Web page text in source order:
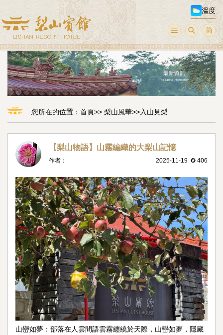
溫度
您所在的位置： 首頁>> 梨山風華>>入山見梨
【梨山物語】山霧編織的大梨山記憶
2025-11-19 ✪ 406
作者：
山巒如夢：部落在人雲間語雲霧纏繞於天際，山巒如夢，隱藏